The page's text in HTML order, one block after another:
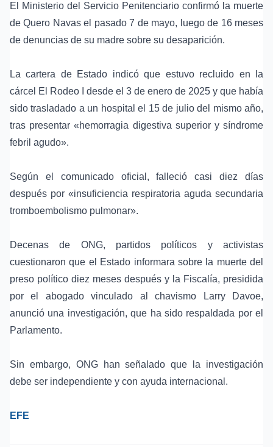
El Ministerio del Servicio Penitenciario confirmó la muerte
de Quero Navas el pasado 7 de mayo, luego de 16 meses
de denuncias de su madre sobre su desaparición.
La cartera de Estado indicó que estuvo recluido en la
cárcel El Rodeo I
desde el 3 de enero de 2025 y que había
sido trasladado a un hospital el 15 de julio del mismo año,
tras presentar «hemorragia digestiva superior y síndrome
febril agudo».
Según el comunicado oficial, falleció casi diez días
después por «insuficiencia respiratoria aguda secundaria
tromboembolismo pulmonar».
Decenas de ONG, partidos políticos y activistas
cuestionaron que el Estado informara sobre la muerte del
preso político diez meses después y la Fiscalía, presidida
por el abogado vinculado alchavismo Larry Davoe,
anunció una investigación, que ha sido respaldada por el
Parlamento.
Sin embargo, ONG han señalado que la investigación
debe ser independiente y con ayuda internacional.
EFE